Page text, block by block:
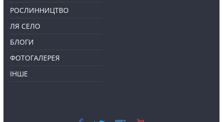
РОСЛИННИЦТВО
ЛЯ СЕЛО
БЛОГИ
ФОТОГАЛЕРЕЯ
ІНШЕ